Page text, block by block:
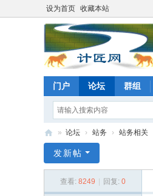
设为首页 收藏本站
门户 论坛 群组
匠
» 论坛 › 站务 › 站务相关
发新帖
查看: 8249 回复: 0